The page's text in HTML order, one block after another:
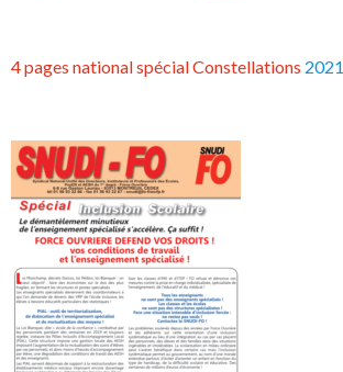
4 pages national spécial Constellations 2021